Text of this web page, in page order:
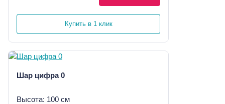
Купить в 1 клик
Шар цифра 0
Высота: 100 см